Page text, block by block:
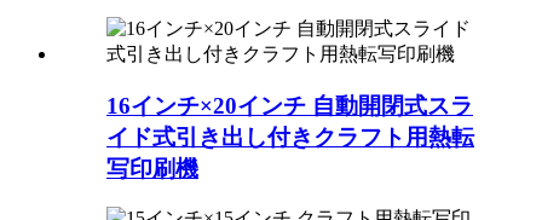
16インチ×20インチ 自動開閉式スラ
イド式引き出し付きクラフト用熱転
写印刷機